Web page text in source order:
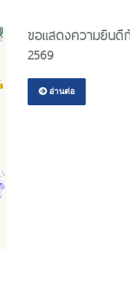
ขอแสดงความยินดี
2569
อ่านต่อ